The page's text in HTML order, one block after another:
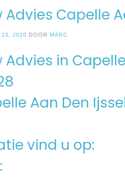
Capelle
23, 2020 DOOR MARC
in
Aan Den
vind u op: